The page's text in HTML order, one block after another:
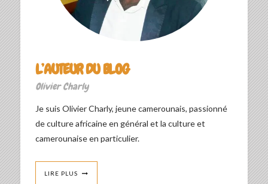
L’AUTEUR DU BLOG
Olivier Charly
Je suis Olivier Charly, jeune camerounais, passionné
de culture africaine en général et la culture et
camerounaise en particulier.
LIRE PLUS